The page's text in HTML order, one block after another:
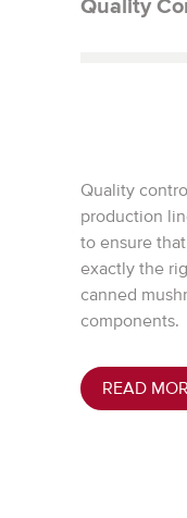
Quality
Quality
production
to ensure
exactly the
canned
components.
READ